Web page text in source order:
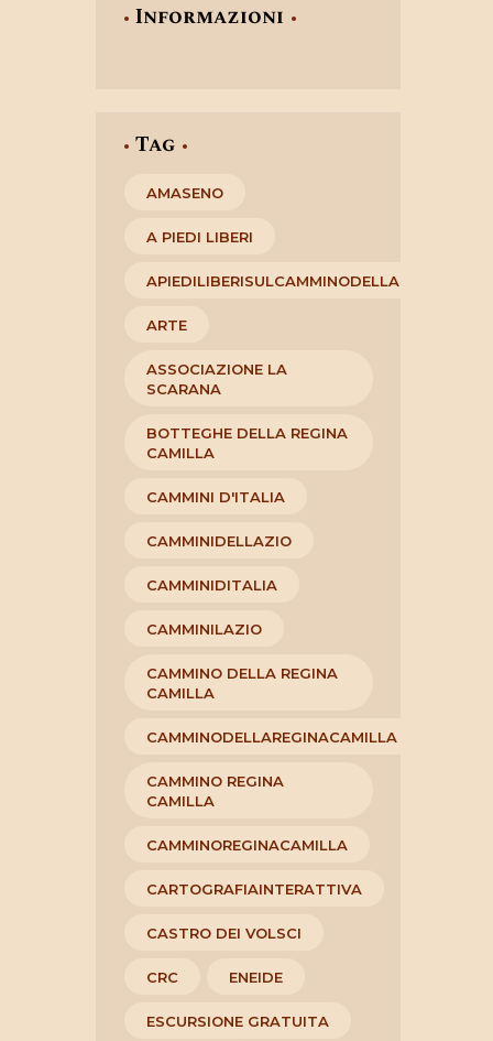
Informazioni
Tag
AMASENO
A PIEDI LIBERI
ARTE
ASSOCIAZIONE LA
SCARANA
BOTTEGHE DELLA REGINA
CAMILLA
CAMMINI D'ITALIA
CAMMINIDELLAZIO
CAMMINIDITALIA
CAMMINILAZIO
CAMMINO DELLA REGINA
CAMILLA
CAMMINODELLAREGINACAMILLA
CAMMINO REGINA
CAMILLA
CAMMINOREGINACAMILLA
CARTOGRAFIAINTERATTIVA
CASTRO DEI VOLSCI
CRC ENEIDE
ESCURSIONE GRATUITA